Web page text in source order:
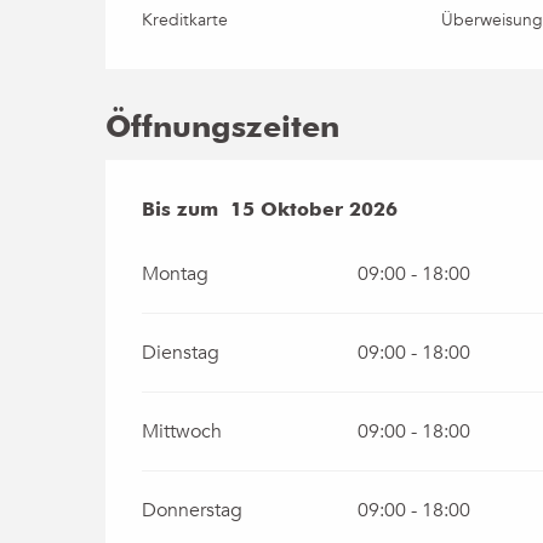
Kreditkarte
Öffnungszeiten
vom1 April 2026bis zum
Bis zum 15 Oktober 2026
Montag 09:00 - 18:00
Dienstag 09:00 - 18:00
Mittwoch 09:00 - 18:00
Donnerstag 09:00 - 18:00